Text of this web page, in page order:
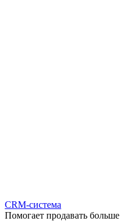
CRM-система
Помогает продавать больше